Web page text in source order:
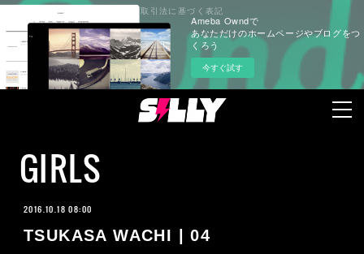
Ameba Owndで
あなただけのホームページやブログをつ
くろう
今すぐ試す
GIRLS
2016.10.18 08:00
TSUKASA WACHI | 04
プライバシーポリシー 特定商取引法に基づく表記